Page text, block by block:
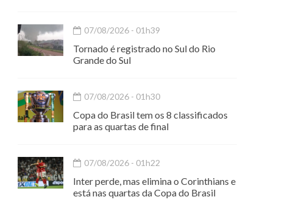
07/08/2026 - 01h39
Tornado é registrado no Sul do Rio
Grande do Sul
07/08/2026 - 01h30
Copa do Brasil tem os 8 classificados
para as quartas de final
07/08/2026 - 01h22
Inter perde, mas elimina o Corinthians e
está nas quartas da Copa do Brasil